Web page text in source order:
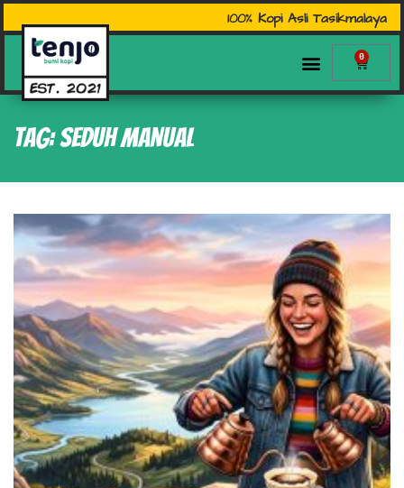
100% Kopi Asli Tasikmalaya
0
Tag: seduh manual